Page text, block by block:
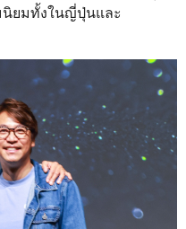
นิยมทั้งในญี่ปุ่นและ